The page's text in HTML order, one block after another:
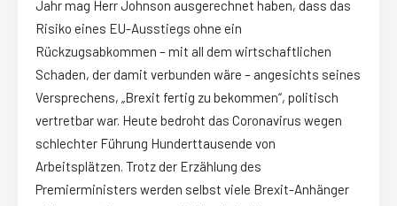
Jahr mag Herr Johnson ausgerechnet haben, dass das
Risiko eines EU-Ausstiegs ohne ein
Rückzugsabkommen – mit all dem wirtschaftlichen
Schaden, der damit verbunden wäre – angesichts seines
Versprechens, „Brexit fertig zu bekommen“, politisch
vertretbar war. Heute bedroht das Coronavirus wegen
schlechter Führung Hunderttausende von
Arbeitsplätzen. Trotz der Erzählung des
Premierministers werden selbst viele Brexit-Anhänger